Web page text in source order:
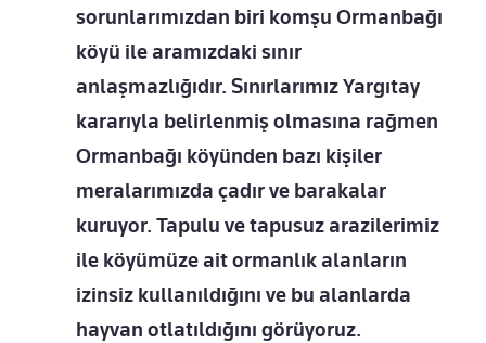
sorunlarımızdan biri komşu Ormanbağı
köyü ile aramızdaki sınır
anlaşmazlığıdır. Sınırlarımız Yargıtay
kararıyla belirlenmiş olmasına rağmen
Ormanbağı köyünden bazı kişiler
meralarımızda çadır ve barakalar
kuruyor. Tapulu ve tapusuz arazilerimiz
ile köyümüze ait ormanlık alanların
izinsiz kullanıldığını ve bu alanlarda
hayvan otlatıldığını görüyoruz.